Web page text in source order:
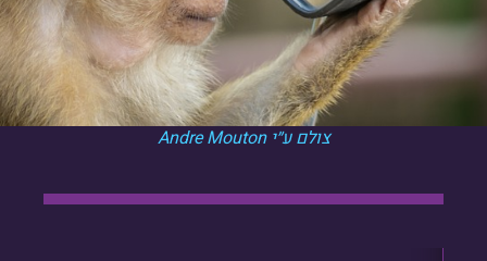
צולם ע״י Andre Mouton